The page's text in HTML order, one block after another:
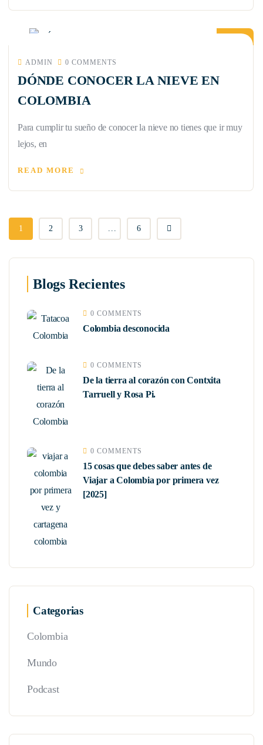
23
ADMIN 0 COMMENTS
DÓNDE CONOCER LA NIEVE EN
COLOMBIA
Para cumplir tu sueño de conocer la nieve no tienes que ir muy
lejos, en
READ MORE
1 2 3 ... 6
Blogs Recientes
0 COMMENTS
Colombia desconocida
0 COMMENTS
De la tierra al corazón con Contxita
Tarruell y Rosa Pi.
0 COMMENTS
15 cosas que debes saber antes de
Viajar a Colombia por primera vez
[2025]
Categorias
Colombia
Mundo
Podcast